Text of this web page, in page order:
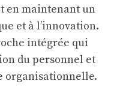
en maintenant un
et à l’innovation.
intégrée qui
du personnel et
organisationnelle.